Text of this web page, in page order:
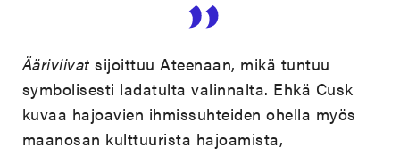
Ääriviivat sijoittuu Ateenaan, mikä tuntuu
symbolisesti ladatulta valinnalta. Ehkä Cusk
kuvaa hajoavien ihmissuhteiden ohella myös
maanosan kulttuurista hajoamista,